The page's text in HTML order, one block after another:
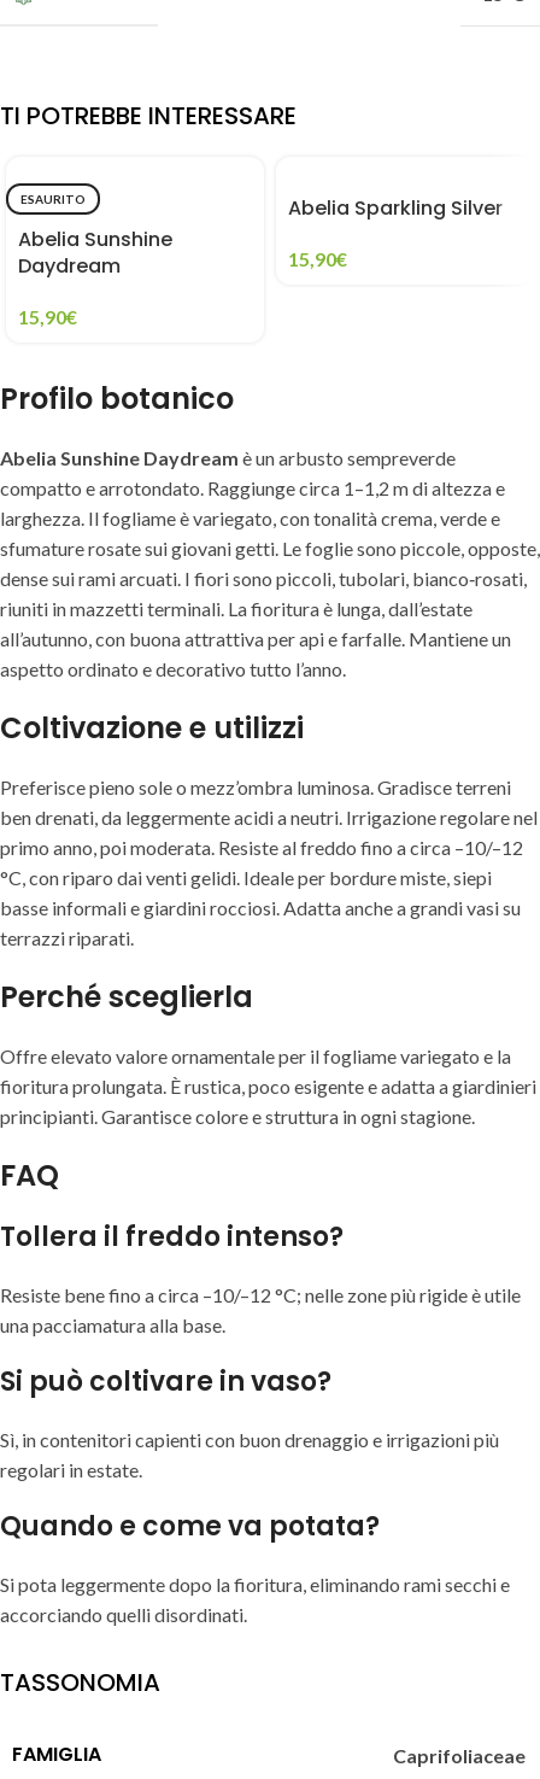
TI POTREBBE INTERESSARE
ESAURITO
Abelia Sunshine
Daydream
15,90€
Abelia Sparkling Silver
15,90€
Profilo botanico
Abelia Sunshine Daydream è un arbusto sempreverde
compatto e arrotondato. Raggiunge circa 1–1,2 m di altezza e
larghezza. Il fogliame è variegato, con tonalità crema, verde e
sfumature rosate sui giovani getti. Le foglie sono piccole, opposte,
dense sui rami arcuati. I fiori sono piccoli, tubolari, bianco‑rosati,
riuniti in mazzetti terminali. La fioritura è lunga, dall’estate
all’autunno, con buona attrattiva per api e farfalle. Mantiene un
aspetto ordinato e decorativo tutto l’anno.
Coltivazione e utilizzi
Preferisce pieno sole o mezz’ombra luminosa. Gradisce terreni
ben drenati, da leggermente acidi a neutri. Irrigazione regolare nel
primo anno, poi moderata. Resiste al freddo fino a circa –10/–12
°C, con riparo dai venti gelidi. Ideale per bordure miste, siepi
basse informali e giardini rocciosi. Adatta anche a grandi vasi su
terrazzi riparati.
Perché sceglierla
Offre elevato valore ornamentale per il fogliame variegato e la
fioritura prolungata. È rustica, poco esigente e adatta a giardinieri
principianti. Garantisce colore e struttura in ogni stagione.
FAQ
Tollera il freddo intenso?
Resiste bene fino a circa –10/–12 °C; nelle zone più rigide è utile
una pacciamatura alla base.
Si può coltivare in vaso?
Sì, in contenitori capienti con buon drenaggio e irrigazioni più
regolari in estate.
Quando e come va potata?
Si pota leggermente dopo la fioritura, eliminando rami secchi e
accorciando quelli disordinati.
TASSONOMIA
FAMIGLIA Caprifoliaceae